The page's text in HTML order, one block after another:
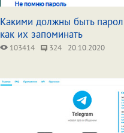
Какими должны быть
как их запоминать
103414 324 20.10.2020